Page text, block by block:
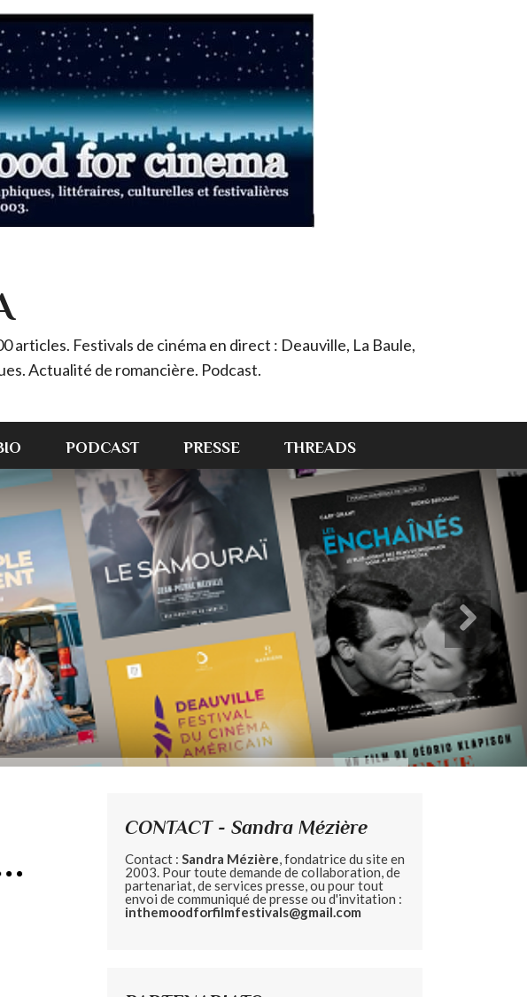
articles. Festivals de cinéma en direct : Deauville, La Baule,
Actualité de romancière. Podcast.
PODCAST PRESSE THREADS
CONTACT - Sandra Mézière
Contact : Sandra Mézière, fondatrice du site en
2003. Pour toute demande de collaboration, de
partenariat, de services presse, ou pour tout
envoi de communiqué de presse ou d'invitation :
inthemoodforfilmfestivals@gmail.com